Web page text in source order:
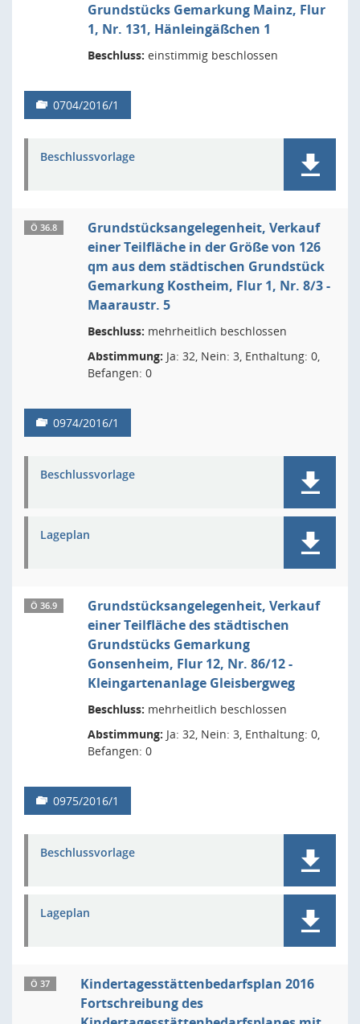
Grundstücks Gemarkung Mainz, Flur
1, Nr. 131, Hänleingäßchen 1
Beschluss: einstimmig beschlossen
0704/2016/1
Beschlussvorlage
Ö 36.8
Grundstücksangelegenheit, Verkauf
einer Teilfläche in der Größe von 126
qm aus dem städtischen Grundstück
Gemarkung Kostheim, Flur 1, Nr. 8/3 -
Maaraustr. 5
Beschluss: mehrheitlich beschlossen
Abstimmung: Ja: 32, Nein: 3, Enthaltung: 0,
Befangen: 0
0974/2016/1
Beschlussvorlage
Lageplan
Ö 36.9
Grundstücksangelegenheit, Verkauf
einer Teilfläche des städtischen
Grundstücks Gemarkung
Gonsenheim, Flur 12, Nr. 86/12 -
Kleingartenanlage Gleisbergweg
Beschluss: mehrheitlich beschlossen
Abstimmung: Ja: 32, Nein: 3, Enthaltung: 0,
Befangen: 0
0975/2016/1
Beschlussvorlage
Lageplan
Ö 37
Kindertagesstättenbedarfsplan 2016
Fortschreibung des